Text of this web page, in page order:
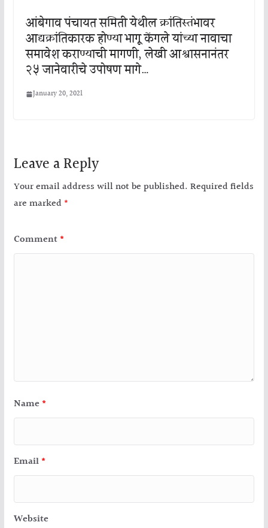
आंबेगाव पंचायत समिती येथील क्रांतिस्तंभावर
आद्यक्रांतिकारक होण्या भागू केंगले यांच्या नावाचा
समावेश कराण्याची मागणी, लेखी आश्वासनानंतर
२५ जानेवारीचे उपोषण मागे…
January 20, 2021
Leave a Reply
Your email address will not be published. Required fields
are marked *
Comment *
Name *
Email *
Website